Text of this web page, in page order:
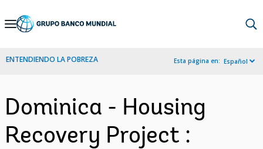
Skip
Navigation
ENTENDIENDO LA POBREZA Esta página en: Español
Dominica - Housing
Recovery Project :